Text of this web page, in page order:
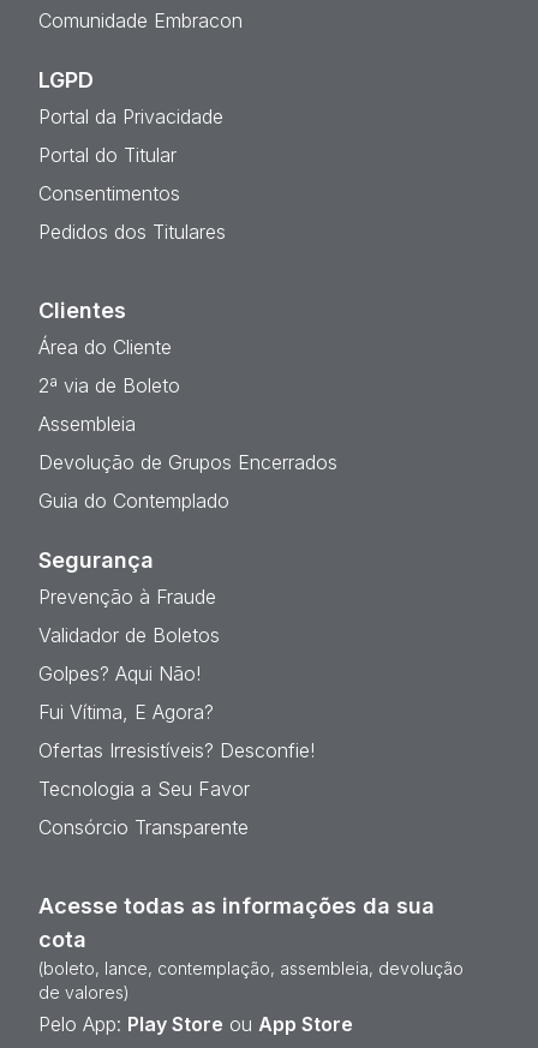
Comunidade Embracon
LGPD
Portal da Privacidade
Portal do Titular
Consentimentos
Pedidos dos Titulares
Clientes
Área do Cliente
2ª via de Boleto
Assembleia
Devolução de Grupos Encerrados
Guia do Contemplado
Segurança
Prevenção à Fraude
Validador de Boletos
Golpes? Aqui Não!
Fui Vítima, E Agora?
Ofertas Irresistíveis? Desconfie!
Tecnologia a Seu Favor
Consórcio Transparente
Acesse todas as informações da sua
cota
(boleto, lance, contemplação, assembleia, devolução
de valores)
Pelo App: Play Store ou App Store